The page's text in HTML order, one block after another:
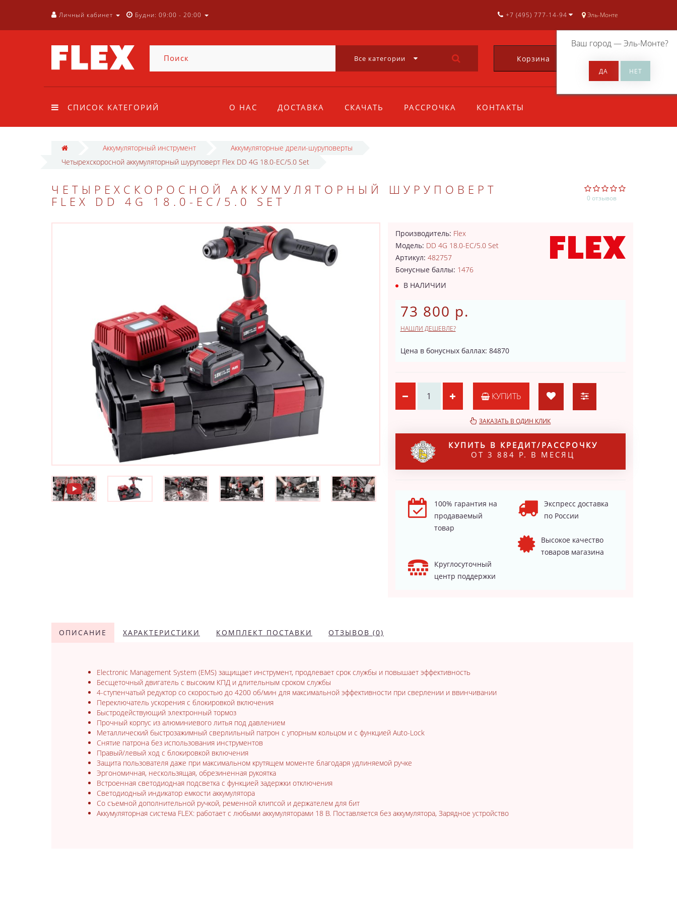
Личный кабинет Будни: 09:00 - 20:00 Эль-Монте
Ваш город —Эль-Монте?
+7 (495) 777-14-94
Все категории Корзина 0
СПИСОК КАТЕГОРИЙ О НАС ДОСТАВКА СКАЧАТЬ РАССРОЧКА КОНТАКТЫ
Аккумуляторный инструмент
Аккумуляторные дрели-шуруповерты
Четырехскоросной аккумуляторный шуруповерт Flex DD 4G 18.0-EC/5.0 Set
ЧЕТЫРЕХСКОРОСНОЙ АККУМУЛЯТОРНЫЙ ШУРУПОВЕРТ
FLEX DD 4G 18.0-EC/5.0 SET
0 отзывов
Производитель: Flex
Модель: DD 4G 18.0-EC/5.0 Set
Артикул: 482757
Бонусные баллы: 1476
В НАЛИЧИИ
73 800 р.
НАШЛИ ДЕШЕВЛЕ?
Цена в бонусных баллах: 84870
КУПИТЬ
ЗАКАЗАТЬ В ОДИН КЛИК
КУПИТЬ В КРЕДИТ/РАССРОЧКУ
ОТ 3 884 Р. В МЕСЯЦ
100% гарантия на
продаваемый
товар
Экспресс доставка
по России
Высокое качество
товаров магазина
Круглосуточный
центр поддержки
ОПИСАНИЕ ХАРАКТЕРИСТИКИ КОМПЛЕКТ ПОСТАВКИ ОТЗЫВОВ (0)
Electronic Management System (EMS) защищает инструмент, продлевает срок службы и повышает эффективность
Бесщеточный двигатель с высоким КПД и длительным сроком службы
4-ступенчатый редуктор со скоростью до 4200 об/мин для максимальной эффективности при сверлении и ввинчивании
Переключатель ускорения с блокировкой включения
Быстродействующий электронный тормоз
Прочный корпус из алюминиевого литья под давлением
Металлический быстрозажимный сверлильный патрон с упорным кольцом и с функцией Auto-Lock
Снятие патрона без использования инструментов
Правый/левый ход с блокировкой включения
Защита пользователя даже при максимальном крутящем моменте благодаря удлиняемой ручке
Эргономичная, нескользящая, обрезиненная рукоятка
Встроенная светодиодная подсветка с функцией задержки отключения
Светодиодный индикатор емкости аккумулятора
Со съемной дополнительной ручкой, ременной клипсой и держателем для бит
Аккумуляторная система FLEX: работает с любыми аккумуляторами 18 В. Поставляется без аккумулятора, Зарядное устройство